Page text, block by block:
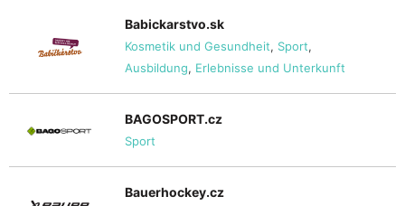
Babickarstvo.sk
Kosmetik und Gesundheit, Sport,
Ausbildung, Erlebnisse und Unterkunft
BAGOSPORT.cz
Sport
Bauerhockey.cz